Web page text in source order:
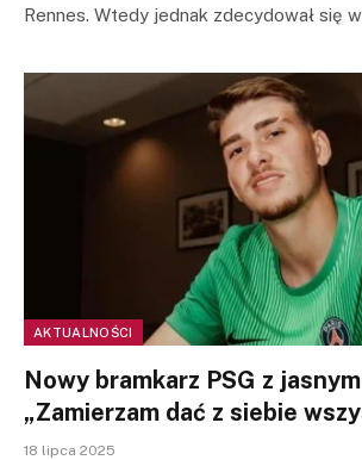
Rennes. Wtedy jednak zdecydował się
AKTUALNOŚCI
Nowy bramkarz PSG z
„Zamierzam dać z siebie
18 lipca 2025